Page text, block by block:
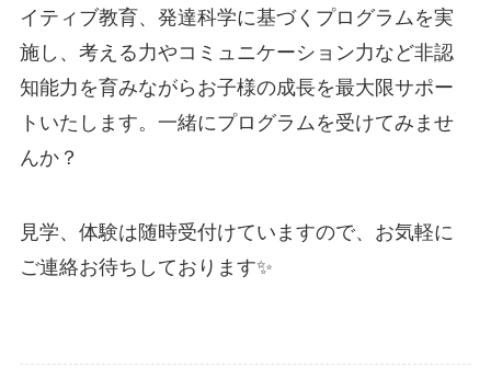
イティブ教育、発達科学に基づくプログラムを実
施し、考える力やコミュニケーション力など非認
知能力を育みながらお子様の成長を最大限サポー
トいたします。一緒にプログラムを受けてみませ
んか？
見学、体験は随時受付けていますので、お気軽に
ご連絡お待ちしております✨